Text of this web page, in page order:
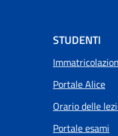
STUDENTI
Portale Alice
Orario delle
Portale esami